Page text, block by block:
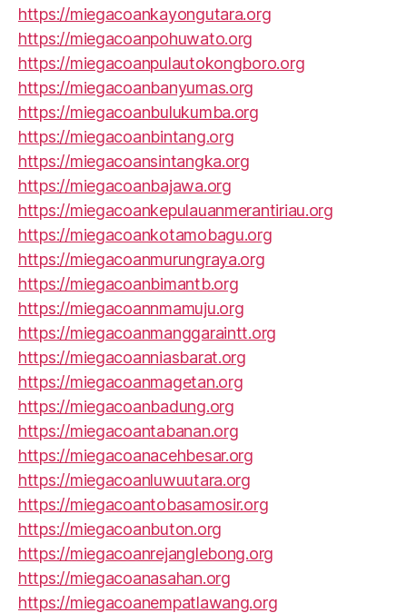
https://miegacoankayongutara.org
https://miegacoanpohuwato.org
https://miegacoanpulautokongboro.org
https://miegacoanbanyumas.org
https://miegacoanbulukumba.org
https://miegacoanbintang.org
https://miegacoansintangka.org
https://miegacoanbajawa.org
https://miegacoankepulauanmerantiriau.org
https://miegacoankotamobagu.org
https://miegacoanmurungraya.org
https://miegacoanbimantb.org
https://miegacoannmamuju.org
https://miegacoanmanggaraintt.org
https://miegacoanniasbarat.org
https://miegacoanmagetan.org
https://miegacoanbadung.org
https://miegacoantabanan.org
https://miegacoanacehbesar.org
https://miegacoanluwuutara.org
https://miegacoantobasamosir.org
https://miegacoanbuton.org
https://miegacoanrejanglebong.org
https://miegacoanasahan.org
https://miegacoanempatlawang.org